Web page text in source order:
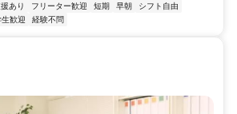
あり フリーター歓迎 短期 早朝
シフト自由
生歓迎 経験不問